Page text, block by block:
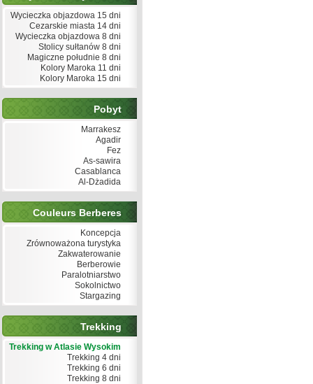
Wycieczka objazdowa 15 dni
Cezarskie miasta 14 dni
Wycieczka objazdowa 8 dni
Stolicy sułtanów 8 dni
Magiczne południe 8 dni
Kolory Maroka 11 dni
Kolory Maroka 15 dni
Pobyt
Marrakesz
Agadir
Fez
As-sawira
Casablanca
Al-Dżadida
Couleurs Berberes
Koncepcja
Zrównoważona turystyka
Zakwaterowanie
Berberowie
Paralotniarstwo
Sokolnictwo
Stargazing
Trekking
Trekking w Atlasie Wysokim
Trekking 4 dni
Trekking 6 dni
Trekking 8 dni